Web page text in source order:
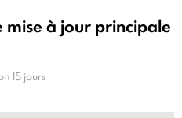
à jour principale
15 jours